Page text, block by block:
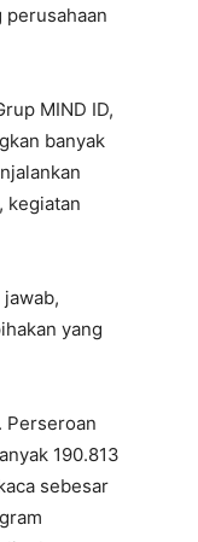
MIND ID,
banyak
kegiatan
yang
Perseroan
190.813
sebesar